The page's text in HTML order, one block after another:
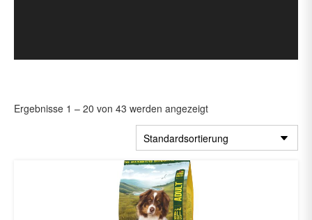
Ergebnisse 1 – 20 von 43 werden angezeigt